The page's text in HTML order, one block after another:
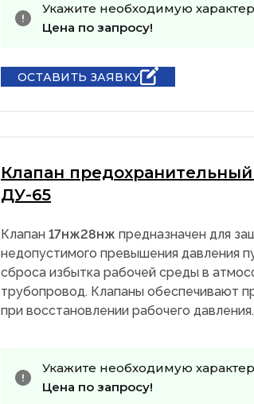
Укажите необходимую
Цена по запросу!
ОСТАВИТЬ ЗАЯВКУ
Клапан
ДУ-65
Клапан 17нж28нж предназначен для
недопустимого превышения давления
сброса избытка рабочей среды в
трубопровод. Клапаны обеспечивают
при восстановлении рабочего давления.
Укажите необходимую
Цена по запросу!